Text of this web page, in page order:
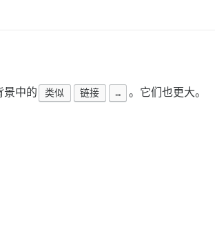
景中的 类似 链接 … 。它们也更大。